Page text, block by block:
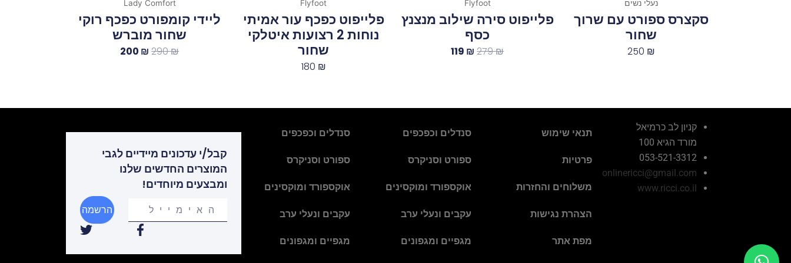
נעלי נשים
סקצרס ספורט עם שרוך
שחור
250 ₪
Flyfoot
פלייפוט סירה שילוב מנצנץ
כסף
279₪
119 ₪
Flyfoot
פלייפוט כפכף עור אמיתי
נוחות 2 רצועות איטלקי
שחור
180 ₪
Lady Comfort
ליידי קומפורט כפכף רוקי
שחור מוברש
290₪
200 ₪
קניון לב כרמיאל
מורד הגיא 100
053-521-3312
onlinericci@gmail.com
www.ricci.co.il
תנאי שימוש
פרטיות
משלוחים והחזרות
הצהרת נגישות
מפת אתר
סנדלים וכפכפים
ספורט וסניקרס
אוקספורד ומוקסינים
עקבים ונעלי ערב
מגפיים ומגפונים
סנדלים וכפכפים
ספורט וסניקרס
אוקספורד ומוקסינים
עקבים ונעלי ערב
מגפיים ומגפונים
קבל/י עדכונים מיידיים לגבי
המוצרים החדשים שלנו
ומבצעים מיוחדים!
email
הרשמה
F
c
T
i